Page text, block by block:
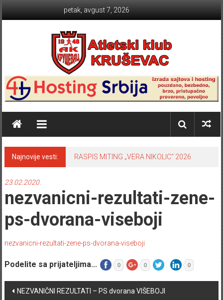
petak, avgust 7, 2026
Atletski klub KRUŠEVAC
Najnovije vesti: RASPIS MITING „VERA NIKOLIC“ 2026
23.02.2020.
nezvanicni-rezultati-zene-
ps-dvorana-viseboji
nezvanicni-rezultati-zene-ps-dvorana-viseboji
Podelite sa prijateljima... 0 0 0
Post navigation
NEZVANIČNI REZULTATI – PS dvorana VIŠEBOJI